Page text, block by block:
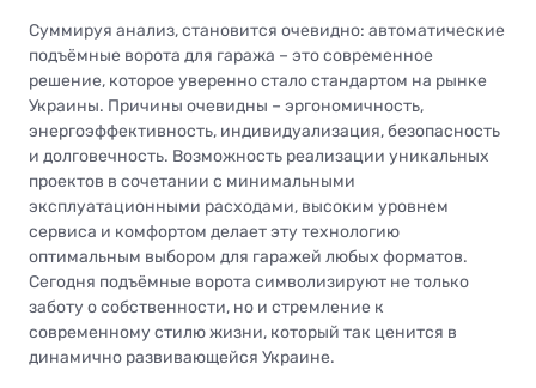
Суммируя анализ, становится очевидно: автоматические
подъёмные ворота для гаража – это современное
решение, которое уверенно стало стандартом на рынке
Украины. Причины очевидны – эргономичность,
энергоэффективность, индивидуализация, безопасность
и долговечность. Возможность реализации уникальных
проектов в сочетании с минимальными
эксплуатационными расходами, высоким уровнем
сервиса и комфортом делает эту технологию
оптимальным выбором для гаражей любых форматов.
Сегодня подъёмные ворота символизируют не только
заботу о собственности, но и стремление к
современному стилю жизни, который так ценится в
динамично развивающейся Украине.